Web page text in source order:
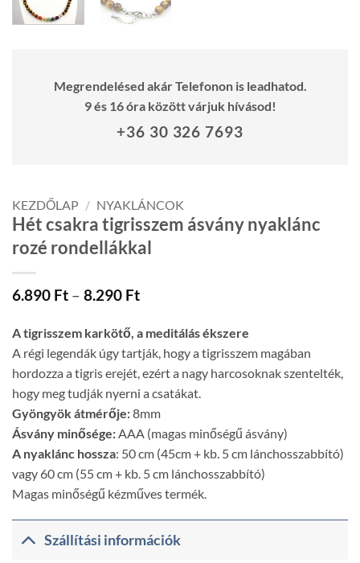
Megrendelésed akár Telefonon is leadhatod.
9 és 16 óra között várjuk hívásod!
+36 30 326 7693
KEZDŐLAP / NYAKLÁNCOK
Hét csakra tigrisszem ásvány nyaklánc
rozé rondellákkal
6.890 Ft – 8.290 FtÁrtartomány:
8.290 Ft
A tigrisszem karkötő, a meditálás ékszere
A régi legendák úgy tartják, hogy a tigrisszem magában
hordozza a tigris erejét, ezért a nagy harcosoknak szentelték,
hogy meg tudják nyerni a csatákat.
Gyöngyök átmérője:8mm
Ásvány minősége: AAA (magas minőségű ásvány)
A nyaklánc hossza: 50 cm (45cm + kb. 5 cm lánchosszabbító)
vagy 60 cm (55 cm + kb. 5 cm lánchosszabbító)
Magas minőségű kézműves termék.
Szállítási információk